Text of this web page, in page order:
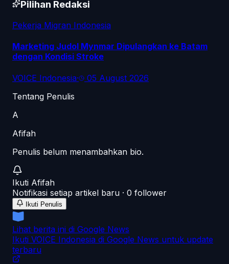
Pilihan Redaksi
Pekerja Migran Indonesia
Marketing Judol Mynmar Dipulangkan ke Batam
dengan Kondisi Stroke
VOICE Indonesia·
05 August 2026
Tentang Penulis
A
Afifah
Penulis belum menambahkan bio.
Ikuti Afifah
Notifikasi setiap artikel baru · 0 follower
Ikuti Penulis
Lihat berita ini di Google News
Ikuti VOICE Indonesia di Google News untuk update
terbaru